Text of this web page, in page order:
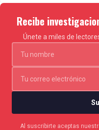
Recibe
Únete a miles de
Al suscribirte aceptas